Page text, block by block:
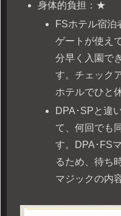
身体的負担：★
FSホテル宿泊
ゲートが使え
分早く入園で
す。チェック
ホテルでひと
DPA･SPと違
て、何回でも
す。DPA･FS
るため、待ち
マジックの内